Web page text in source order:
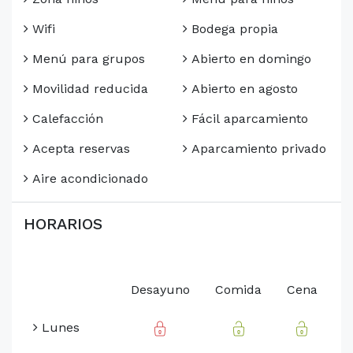
Wifi
Menú para grupos
Movilidad reducida
Calefacción
Acepta reservas
Aire acondicionado
Bodega propia
Abierto en domingo
Abierto en agosto
Fácil aparcamiento
Aparcamiento privado
HORARIOS
Desayuno Comida Cena
Lunes